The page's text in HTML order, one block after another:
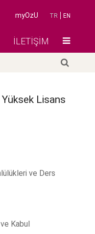
TR EN
myOzU
İLETİŞİM
Lisans
ve Ders
Kabul